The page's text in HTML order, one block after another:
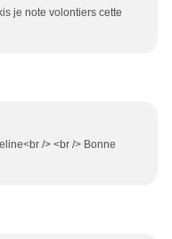
je note volontiers cette
/> <br /> Bonne